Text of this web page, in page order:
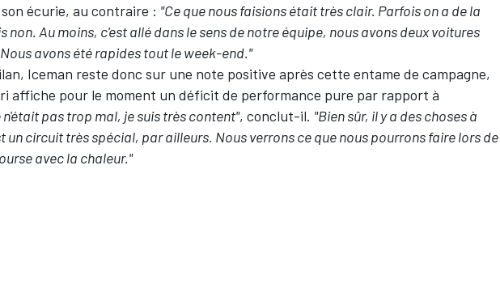
écurie, au contraire : "Ce que nous faisions était très clair. Parfois on a de la
non. Au moins, c'est allé dans le sens de notre équipe, nous avons deux voitures
avons été rapides tout le week-end."
Iceman reste donc sur une note positive après cette entame de campagne,
affiche pour le moment un déficit de performance pure par rapport à
n'était pas trop mal, je suis très content", conclut-il. "Bien sûr, il y a des choses à
un circuit très spécial, par ailleurs. Nous verrons ce que nous pourrons faire lors de
avec la chaleur."